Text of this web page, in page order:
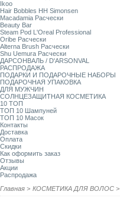
Ikoo
Hair Bobbles HH Simonsen
Macadamia Расчески
Beauty Bar
Steam Pod L'Oreal Professional
Oribe Расчески
Alterna Brush Расчески
Shu Uemura Расчески
ДАРСОНВАЛЬ / D'ARSONVAL
РАСПРОДАЖА
ПОДАРКИ И ПОДАРОЧНЫЕ НАБОРЫ
ПОДАРОЧНАЯ УПАКОВКА
ДЛЯ МУЖЧИН
СОЛНЦЕЗАЩИТНАЯ КОСМЕТИКА
10 ТОП
ТОП 10 Шампуней
ТОП 10 Масок
Контакты
Доставка
Оплата
Скидки
Как оформить заказ
Отзывы
Акции
Распродажа
Главная > КОСМЕТИКА ДЛЯ ВОЛОС >